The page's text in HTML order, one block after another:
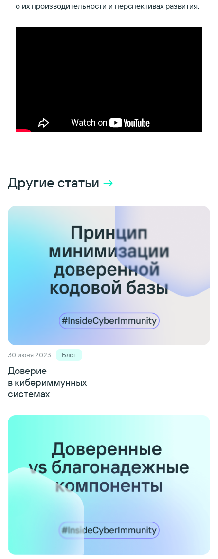
о их производительности и перспективах развития.
Другие cтатьи
30 июня 2023 Блог
Доверие
в кибериммунных
системах